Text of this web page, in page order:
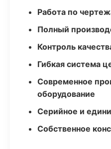
Работа по
Полный
Контроль
Гибкая система
Современное
оборудование
Серийное и
Собственное